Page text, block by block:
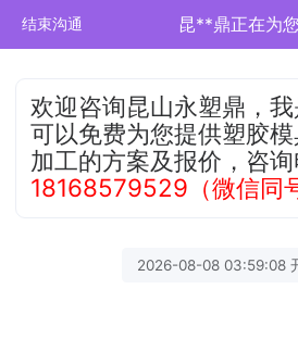
结束沟通 昆**鼎正在为
欢迎咨询昆山永塑鼎，我
可以免费为您提供塑胶
加工的方案及报价，咨询
18168579529（微信同
2026-08-08 03:59:08